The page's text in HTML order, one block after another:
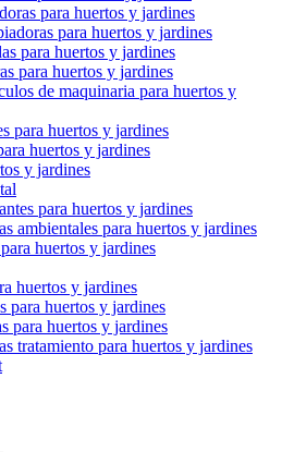
para huertos y jardines
para huertos y jardines
para huertos y jardines
para huertos y jardines
de maquinaria para huertos y
para huertos y jardines
huertos y jardines
y jardines
para huertos y jardines
ambientales para huertos y jardines
huertos y jardines
huertos y jardines
para huertos y jardines
para huertos y jardines
tratamiento para huertos y jardines